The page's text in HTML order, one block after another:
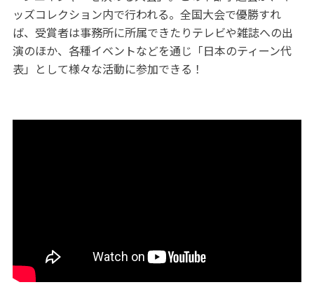
ッズコレクション内で行われる。全国大会で優勝すれ
ば、受賞者は事務所に所属できたりテレビや雑誌への出
演のほか、各種イベントなどを通じ「日本のティーン代
表」として様々な活動に参加できる！